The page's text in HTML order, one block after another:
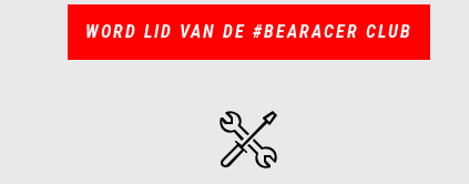
WORD LID VAN DE #BEARACER CLUB